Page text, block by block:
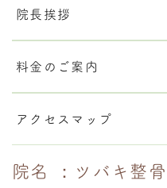
院長挨拶
料金のご案内
アクセスマップ
院名 ：ツバキ整